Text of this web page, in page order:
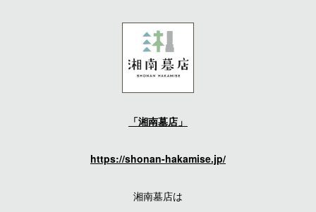
「湘南墓店」
https://shonan-hakamise.jp/
湘南墓店は